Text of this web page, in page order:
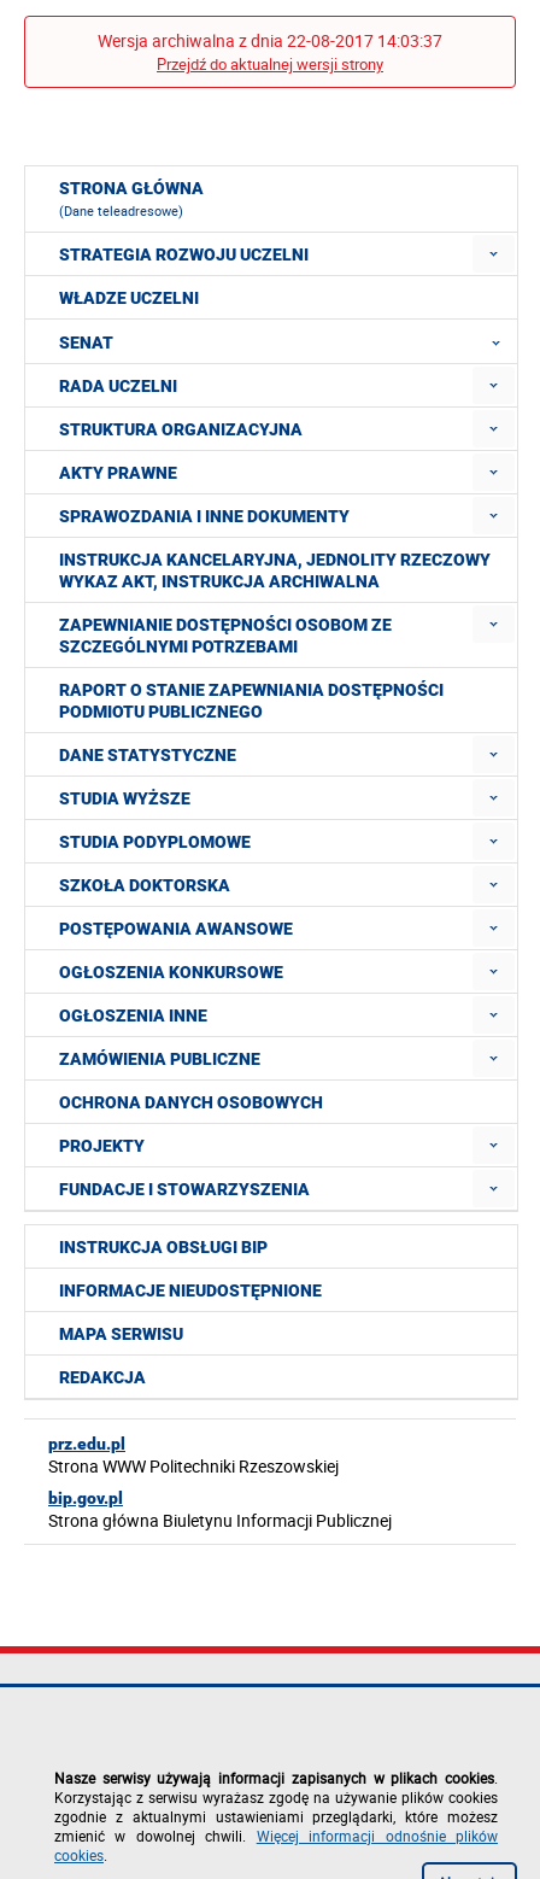
Wersja archiwalna z dnia 22-08-2017 14:03:37
Przejdź do aktualnej wersji strony
STRONA GŁÓWNA
(Dane teleadresowe)
STRATEGIA ROZWOJU UCZELNI
WŁADZE UCZELNI
SENAT
RADA UCZELNI
STRUKTURA ORGANIZACYJNA
AKTY PRAWNE
SPRAWOZDANIA I INNE DOKUMENTY
INSTRUKCJA KANCELARYJNA, JEDNOLITY RZECZOWY
WYKAZ AKT, INSTRUKCJA ARCHIWALNA
ZAPEWNIANIE DOSTĘPNOŚCI OSOBOM ZE
SZCZEGÓLNYMI POTRZEBAMI
RAPORT O STANIE ZAPEWNIANIA DOSTĘPNOŚCI
PODMIOTU PUBLICZNEGO
DANE STATYSTYCZNE
STUDIA WYŻSZE
STUDIA PODYPLOMOWE
SZKOŁA DOKTORSKA
POSTĘPOWANIA AWANSOWE
OGŁOSZENIA KONKURSOWE
OGŁOSZENIA INNE
ZAMÓWIENIA PUBLICZNE
OCHRONA DANYCH OSOBOWYCH
PROJEKTY
FUNDACJE I STOWARZYSZENIA
INSTRUKCJA OBSŁUGI BIP
INFORMACJE NIEUDOSTĘPNIONE
MAPA SERWISU
REDAKCJA
prz.edu.pl
Strona WWW Politechniki Rzeszowskiej
bip.gov.pl
Strona główna Biuletynu Informacji Publicznej
Politechnika
al. Powstańców
Warszawy 12
35-029 Rzeszów
tel.: +48 17 865
e-mail:
kancelaria@prz.edu.pl
Mapa serwisu
prywatności
Zgłoś błąd na
stronie
Nasze serwisy używają informacji zapisanych w plikach cookies
Korzystając z serwisu wyrażasz zgodę na używanie plików cookies
zgodnie z aktualnymi ustawieniami przeglądarki, które możesz
zmienić w dowolnej chwili. Więcej informacji odnośnie plików
cookies